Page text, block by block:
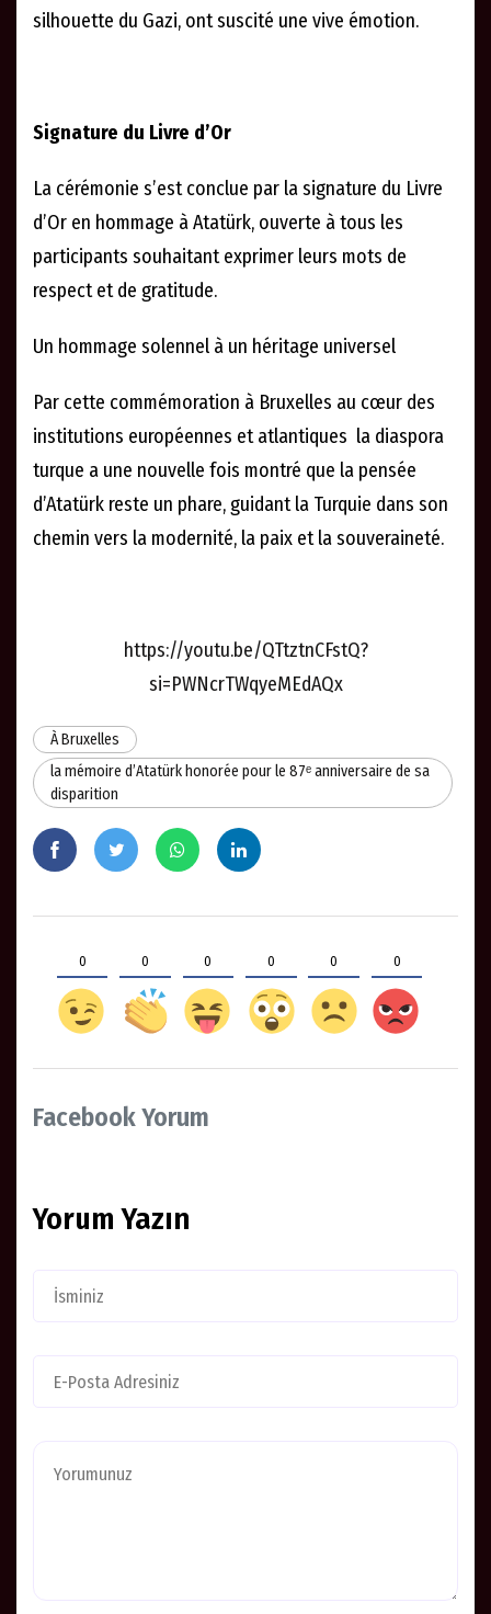
silhouette du Gazi, ont suscité une vive émotion.
Signature du Livre d’Or
La cérémonie s’est conclue par la signature du Livre
d’Or en hommage à Atatürk, ouverte à tous les
participants souhaitant exprimer leurs mots de
respect et de gratitude.
Un hommage solennel à un héritage universel
Par cette commémoration à Bruxelles au cœur des
institutions européennes et atlantiques la diaspora
turque a une nouvelle fois montré que la pensée
d’Atatürk reste un phare, guidant la Turquie dans son
chemin vers la modernité, la paix et la souveraineté.
https://youtu.be/QTtztnCFstQ?
si=PWNcrTWqyeMEdAQx
À Bruxelles
la mémoire d’Atatürk honorée pour le 87ᵉ anniversaire de sa
disparition
0 0 0 0 0 0
Facebook Yorum
Yorum Yazın